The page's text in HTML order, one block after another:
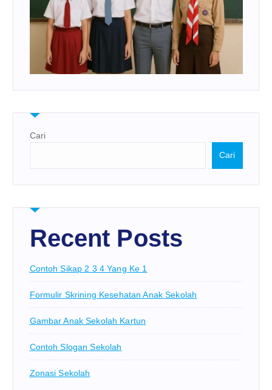
Cari
Cari
Recent Posts
Contoh Sikap 2 3 4 Yang Ke 1
Formulir Skrining Kesehatan Anak Sekolah
Gambar Anak Sekolah Kartun
Contoh Slogan Sekolah
Zonasi Sekolah